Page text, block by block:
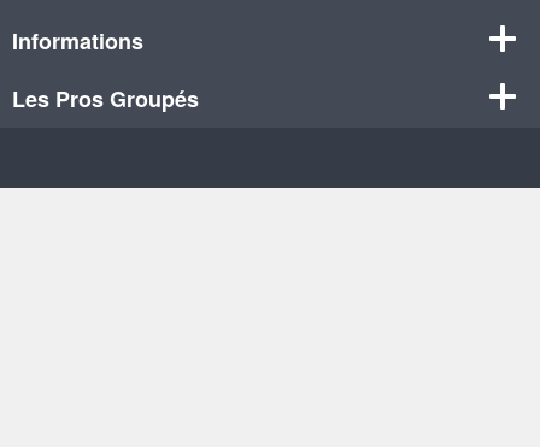
Informations
Les Pros Groupés